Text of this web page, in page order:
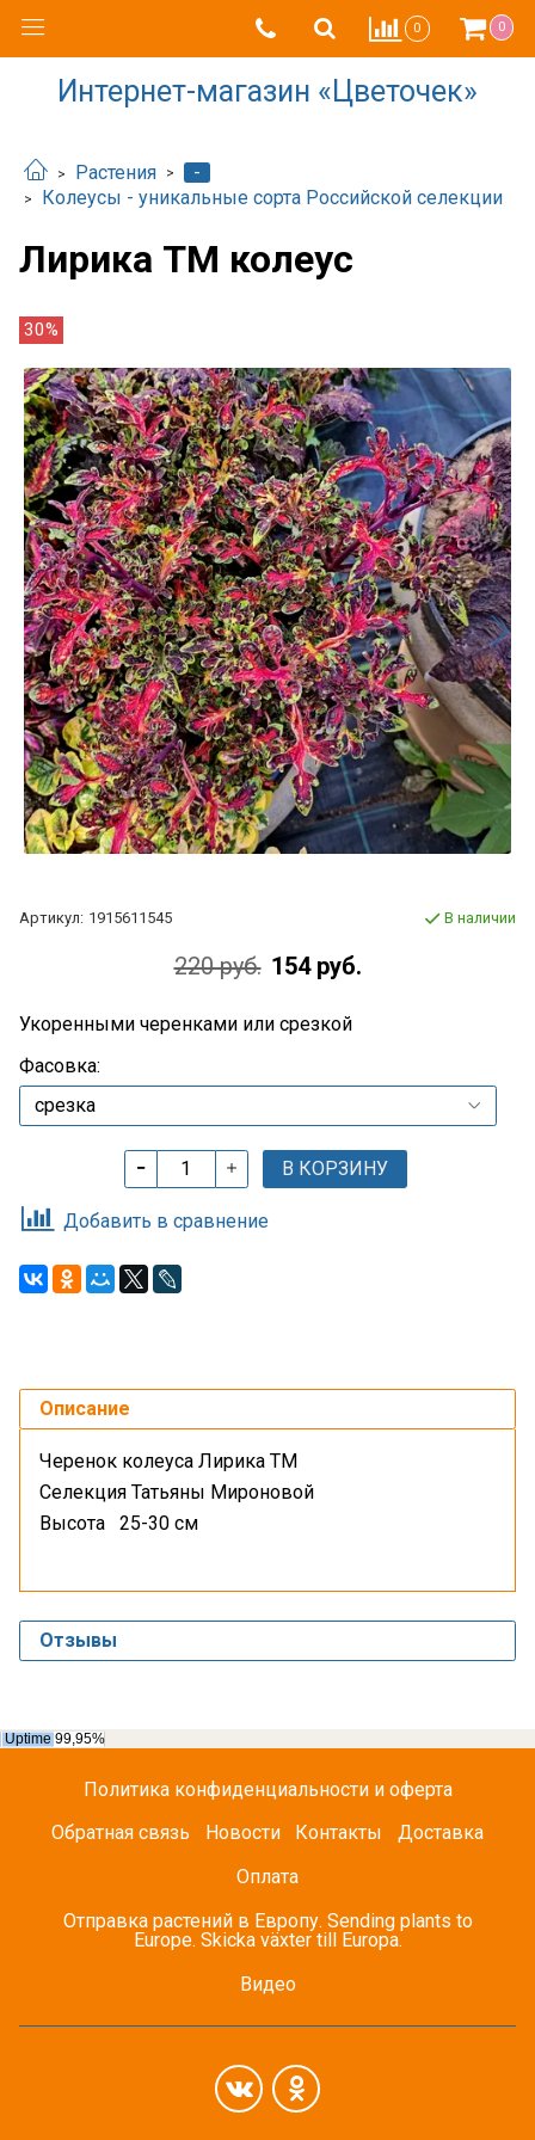
0 0
Интернет-магазин «Цветочек»
Растения
-
Колеусы - уникальные сорта Российской селекции
Лирика ТМ колеус
30%
Артикул: 1915611545 В наличии
220 руб. 154 руб.
Укоренными черенками или срезкой
Фасовка:
В КОРЗИНУ
Добавить в сравнение
Описание
Черенок колеуса Лирика ТМ
Селекция Татьяны Мироновой
Высота 25-30 см
Отзывы
Политика конфиденциальности и оферта
Обратная связь
Новости Контакты
Доставка
Оплата
Отправка растений в Европу. Sending plants to
Europe. Skicka växter till Europa.
Видео